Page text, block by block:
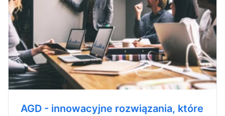
AGD - innowacyjne rozwiązania, które